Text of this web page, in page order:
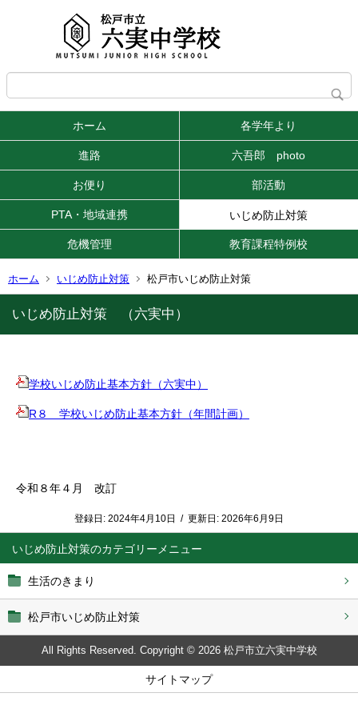
ホーム 各学年より
進路 六吾郎 photo
お便り 部活動
PTA・地域連携 いじめ防止対策
危機管理 教育課程特例校
ホーム いじめ防止対策 松戸市いじめ防止対策
いじめ防止対策
生活のきまり
松戸市いじめ防止対策
いじめ防止対策 （六実中）
学校いじめ防止基本方針（六実中）
R８ 学校いじめ防止基本方針（年間計画）
令和８年４月 改訂
登録日: 2024年4月10日 / 更新日: 2026年6月9日
All Rights Reserved. Copyright © 2026 松戸市立六実中学校
サイトマップ